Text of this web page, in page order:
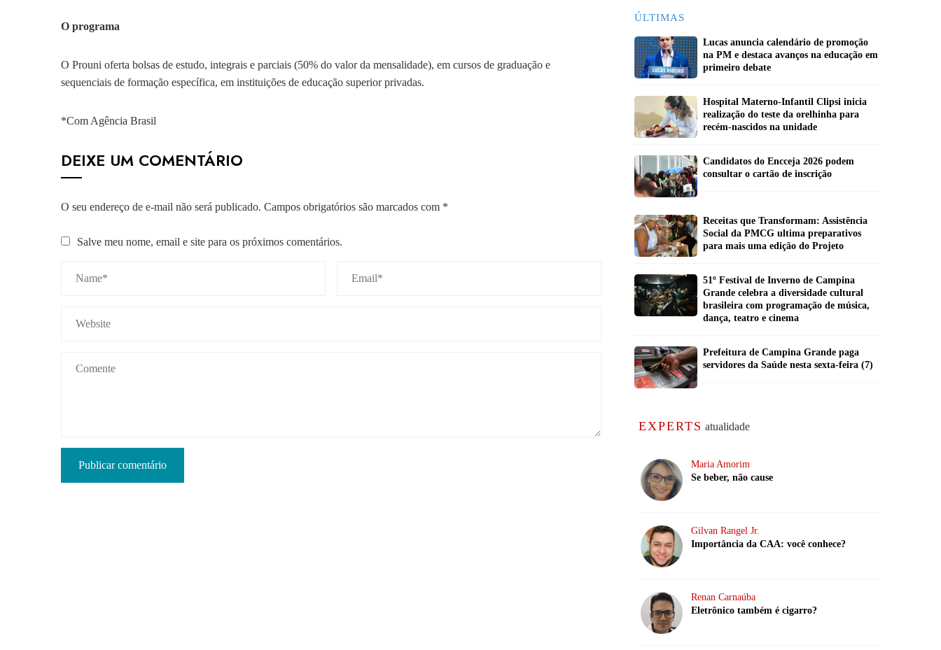
O programa
O Prouni oferta bolsas de estudo, integrais e parciais (50% do valor da mensalidade), em cursos de graduação e
sequenciais de formação específica, em instituições de educação superior privadas.
*Com Agência Brasil
DEIXE UM COMENTÁRIO
O seu endereço de e-mail não será publicado. Campos obrigatórios são marcados com *
Salve meu nome, email e site para os próximos comentários.
ÚLTIMAS
Lucas anuncia calendário de promoção
na PM e destaca avanços na educação em
primeiro debate
Hospital Materno-Infantil Clipsi inicia
realização do teste da orelhinha para
recém-nascidos na unidade
Candidatos do Encceja 2026 podem
consultar o cartão de inscrição
Receitas que Transformam: Assistência
Social da PMCG ultima preparativos
para mais uma edição do Projeto
51º Festival de Inverno de Campina
Grande celebra a diversidade cultural
brasileira com programação de música,
dança, teatro e cinema
Prefeitura de Campina Grande paga
servidores da Saúde nesta sexta-feira (7)
EXPERTS atualidade
Maria Amorim
Se beber, não cause
Gilvan Rangel Jr.
Importância da CAA: você conhece?
Renan Carnaúba
Eletrônico também é cigarro?